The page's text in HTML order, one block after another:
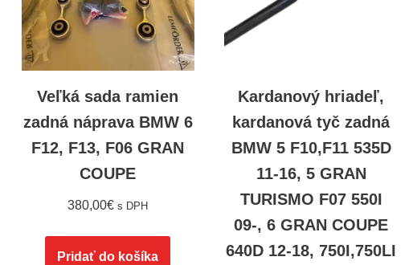
Veľká sada ramien
zadná náprava BMW 6
F12, F13, F06 GRAN
COUPE
380,00€ s DPH
Pridať do košíka
Kardanový hriadeľ,
kardanová tyč zadná
BMW 5 F10,F11 535D
11-16, 5 GRAN
TURISMO F07 550I
09-, 6 GRAN COUPE
640D 12-18, 750I,750LI